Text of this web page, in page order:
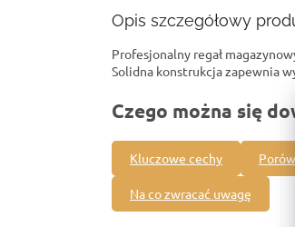
Opis szczegółowy
Profesjonalny regał
Solidna konstrukcja zapewnia
Czego można się
Kluczowe cechy
Na co zwracać uwagę